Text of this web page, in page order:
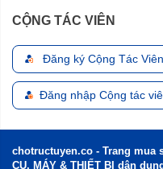
CỘNG TÁC VIÊN
Đăng ký Cộng Tác Viên
Đăng nhập Cộng tác
chotructuyen.co - Trang mua
CỤ, MÁY & THIẾT BỊ dân